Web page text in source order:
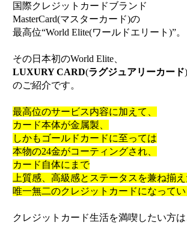
国際クレジットカードブランド
MasterCard(マスターカード)の
最高位“World Elite(ワールドエリート)”。
その日本初のWorld Elite、
LUXURY CARD(ラグジュアリーカード)
のご紹介です。
最高位のサービス内容に加えて、
カード本体が金属製、
しかもゴールドカードに至っては
本物の24金がコーティングされ、
カード自体にまで
上質感、高級感とステータスを兼ね揃え
唯一無二のクレジットカードになってい
クレジットカード生活を満喫したい方は